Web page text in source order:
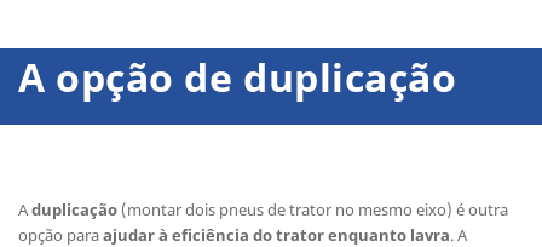
A opção de duplicação
Aduplicação (montar dois pneus de trator no mesmo eixo) é outra
opção paraajudar à eficiência do trator enquanto lavra. A